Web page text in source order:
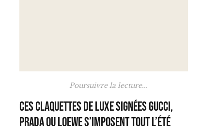
Poursuivre la lecture...
Ces claquettes de luxe signées Gucci,
Prada ou Loewe s’imposent tout l’été